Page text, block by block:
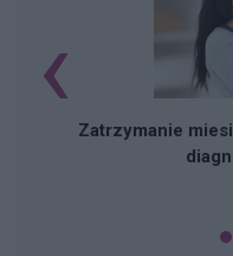
Zatrzymanie
‹